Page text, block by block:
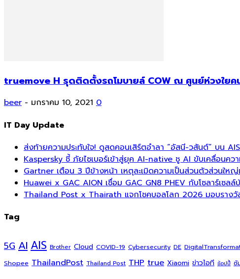
truemove H รุดติดตั้งรถโมบายล์ COW ณ ศูนย์ห่วงใยค
beer - มกราคม 10, 2021 0
IT Day Update
ส่งท้ายความประทับใจ! ดูสดคอนเสิร์ตอำลา “อัสนี-วสันต์” บน
Kaspersky ชี้ ภัยไซเบอร์เข้าสู่ยุค AI-native ชู AI ขับเคลื่อนค
Gartner เตือน 3 ปีข้างหน้า เหตุละเมิดความเป็นส่วนตัวส่วนให
Huawei x GAC AION เชื่อม GAC GN8 PHEV กับโซลาร์เซล
Thailand Post x Thairath แจกโชคบอลโลก 2026 มอบรางวั
Tag
5G AI AIS Brother Cloud COVID-19 Cybersecurity DE
Shopee ThailandPost Thailand Post THP true Xiaomi ข่าวไอที ช้อปปี้ ซั